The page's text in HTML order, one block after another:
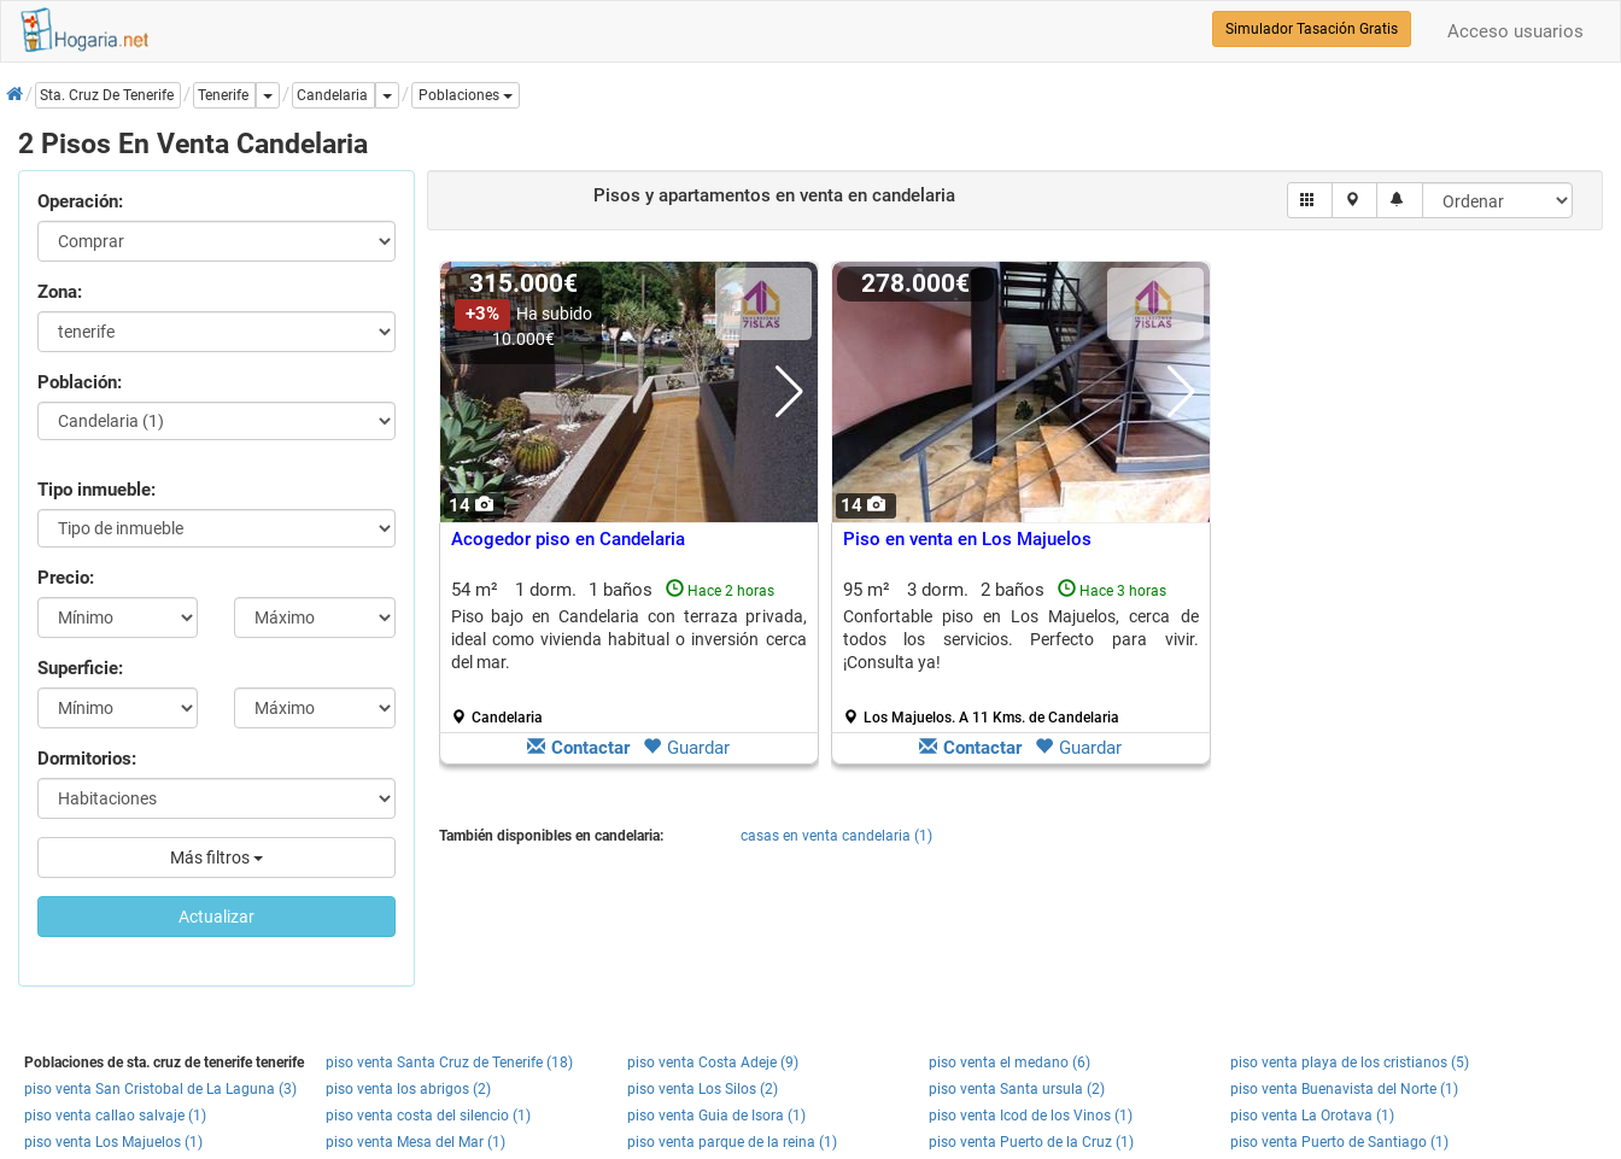
Acceso usuarios
Simulador Tasación Gratis
InicioSta. Cruz De Tenerife Tenerife Dropdown
Candelaria Dropdown
Poblaciones
2 Pisos En Venta Candelaria
Operación:
Zona:
Población:
Tipo inmueble:
Precio:
Superficie:
Dormitorios:
Más filtros
Actualizar
Pisos y apartamentos en venta en candelaria
14
315.000€
+3%
Ha subido
10.000€
Acogedor piso en Candelaria
54 m² 1 dorm. 1 baños Hace 2 horas
Piso bajo en Candelaria con terraza privada,
ideal como vivienda habitual o inversión cerca
del mar.
Candelaria
Contactar Guardar
14
278.000€
Piso en venta en Los Majuelos
95 m² 3 dorm. 2 baños Hace 3 horas
Confortable piso en Los Majuelos, cerca de
todos los servicios. Perfecto para vivir.
¡Consulta ya!
Los Majuelos. A 11 Kms. de Candelaria
Contactar Guardar
También disponibles en candelaria: casas en venta candelaria (1)
Poblaciones de sta. cruz de tenerife tenerife piso venta Santa Cruz de Tenerife (18) piso venta Costa Adeje (9) piso venta el medano (6)
piso venta playa de los cristianos (5)
piso venta San Cristobal de La Laguna (3)
piso venta los abrigos (2) piso venta Los Silos (2) piso venta Santa ursula (2)
piso venta Buenavista del Norte (1)
piso venta callao salvaje (1)
piso venta costa del silencio (1) piso venta Guia de Isora (1) piso venta Icod de los Vinos (1)
piso venta La Orotava (1)
piso venta Los Majuelos (1)
piso venta Mesa del Mar (1) piso venta parque de la reina (1) piso venta Puerto de la Cruz (1)
piso venta Puerto de Santiago (1)